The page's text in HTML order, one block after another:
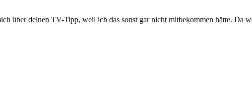
über deinen TV-Tipp, weil ich das sonst gar nicht mitbekommen hätte. Da